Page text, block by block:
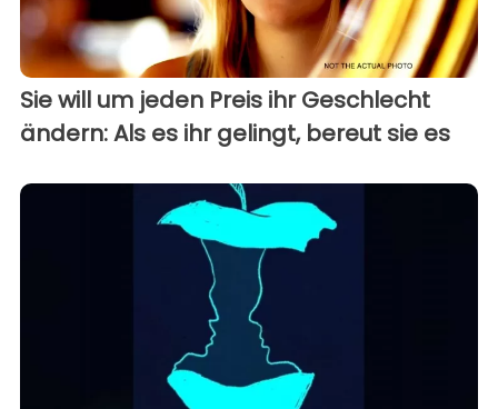
Sie will um jeden Preis ihr Geschlecht
ändern: Als es ihr gelingt, bereut sie es